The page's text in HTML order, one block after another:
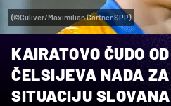
(©Guliver/Maximilian Gartner SPP)
KAIRATOVO ČUDO
ČELSIJEVA NADA
SITUACIJU SLOVANA